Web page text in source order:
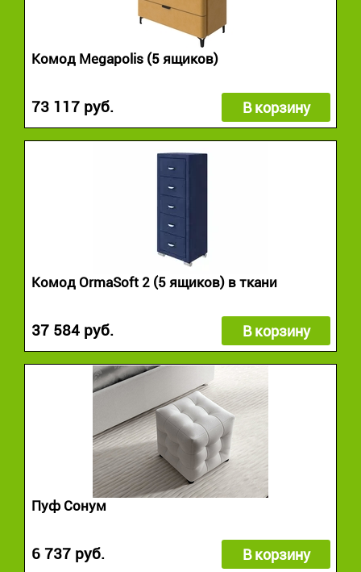
Комод Megapolis (5 ящиков)
73 117 руб. В корзину
Комод OrmaSoft 2 (5 ящиков) в ткани
37 584 руб. В корзину
Пуф Сонум
6 737 руб. В корзину